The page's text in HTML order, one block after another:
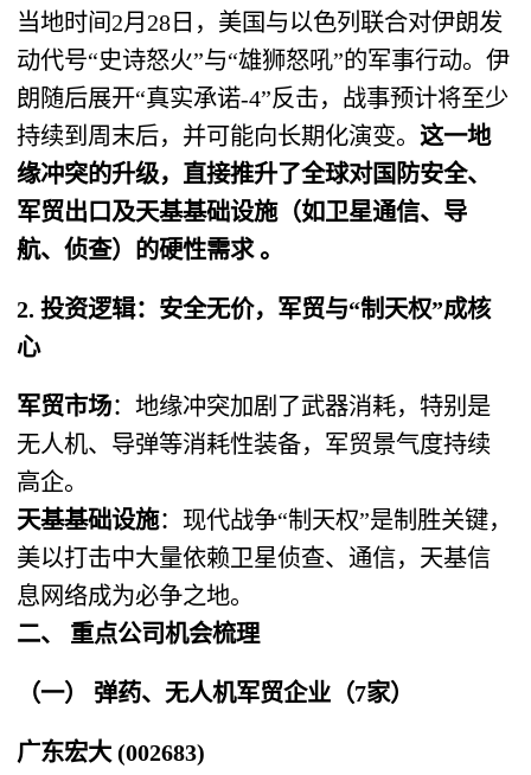
当地时间2月28日，美国与以色列联合对伊朗发
动代号“史诗怒火”与“雄狮怒吼”的军事行动。伊
朗随后展开“真实承诺-4”反击，战事预计将至少
持续到周末后，并可能向长期化演变。 这一地
缘冲突的升级，直接推升了全球对国防安全、
军贸出口及天基基础设施（如卫星通信、导
航、侦查）的硬性需求 。
2. 投资逻辑：安全无价，军贸与“制天权”成核
心
军贸市场：地缘冲突加剧了武器消耗，特别是
无人机、导弹等消耗性装备，军贸景气度持续
高企。
天基基础设施：现代战争“制天权”是制胜关键，
美以打击中大量依赖卫星侦查、通信，天基信
息网络成为必争之地。
二、 重点公司机会梳理
（一） 弹药、无人机军贸企业（7家）
广东宏大 (002683)